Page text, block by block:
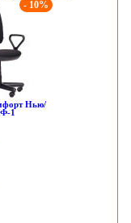
- 10%
Нью/
1